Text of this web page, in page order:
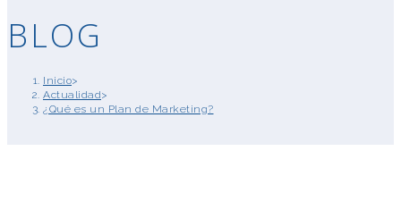
BLOG
Inicio>
Actualidad>
¿Qué es un Plan de Marketing?